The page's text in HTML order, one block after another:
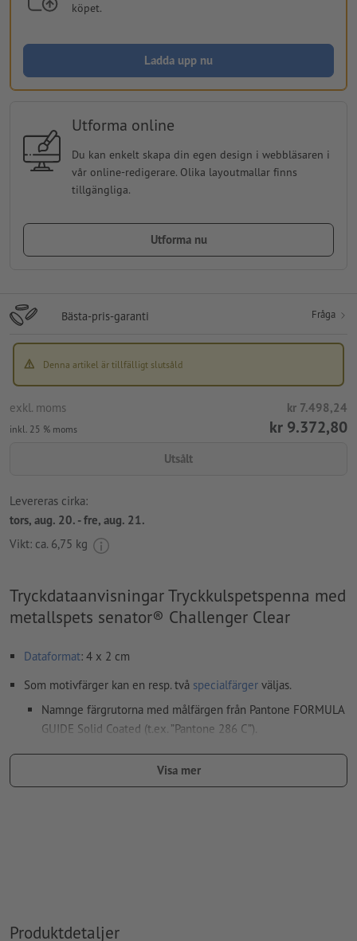
köpet.
Ladda upp nu
Utforma online
Du kan enkelt skapa din egen design i webbläsaren i
vår online-redigerare. Olika layoutmallar finns
tillgängliga.
Utforma nu
Bästa-pris-garanti Fråga
Denna artikel är tillfälligt slutsåld
exkl. moms kr 7.498,24
inkl. 25 % moms kr 9.372,80
Utsålt
Levereras cirka:
tors, aug. 20. - fre, aug. 21.
Vikt: ca. 6,75 kg
Tryckdataanvisningar Tryckkulspetspenna med
metallspets senator® Challenger Clear
Dataformat: 4 x 2 cm
Som motivfärger kan en resp. två specialfärger väljas.
Namnge färgrutorna med målfärgen från Pantone FORMULA
GUIDE Solid Coated (t.ex. ”Pantone 286 C”).
Inga metallic- eller neonfärger möjliga.
Guld (Pantone 871 C) och silver (Pantone 877 C) är möjliga
Ytterligare information och tips om
Visa mer
Produktdetaljer